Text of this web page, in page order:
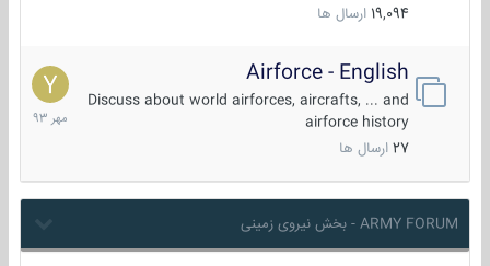
19,094 ارسال ها
Airforce - English
Discuss about world airforces, aircrafts, ... and
airforce history
27 ارسال ها
15
مهر
1393
ARMY FORUM - بخش نیروی زمینی